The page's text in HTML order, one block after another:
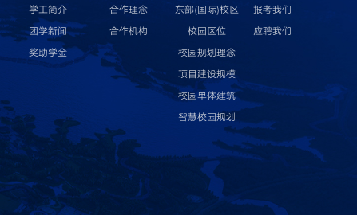
学工简介
团学新闻
奖助学金
合作理念
合作机构
东部(国际)校区
校园区位
校园规划理念
项目建设规模
校园单体建筑
智慧校园规划
报考我们
应聘我们